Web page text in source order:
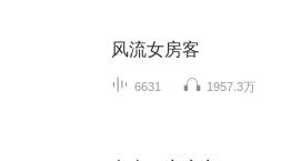
风流女房客
6631 1957.3万